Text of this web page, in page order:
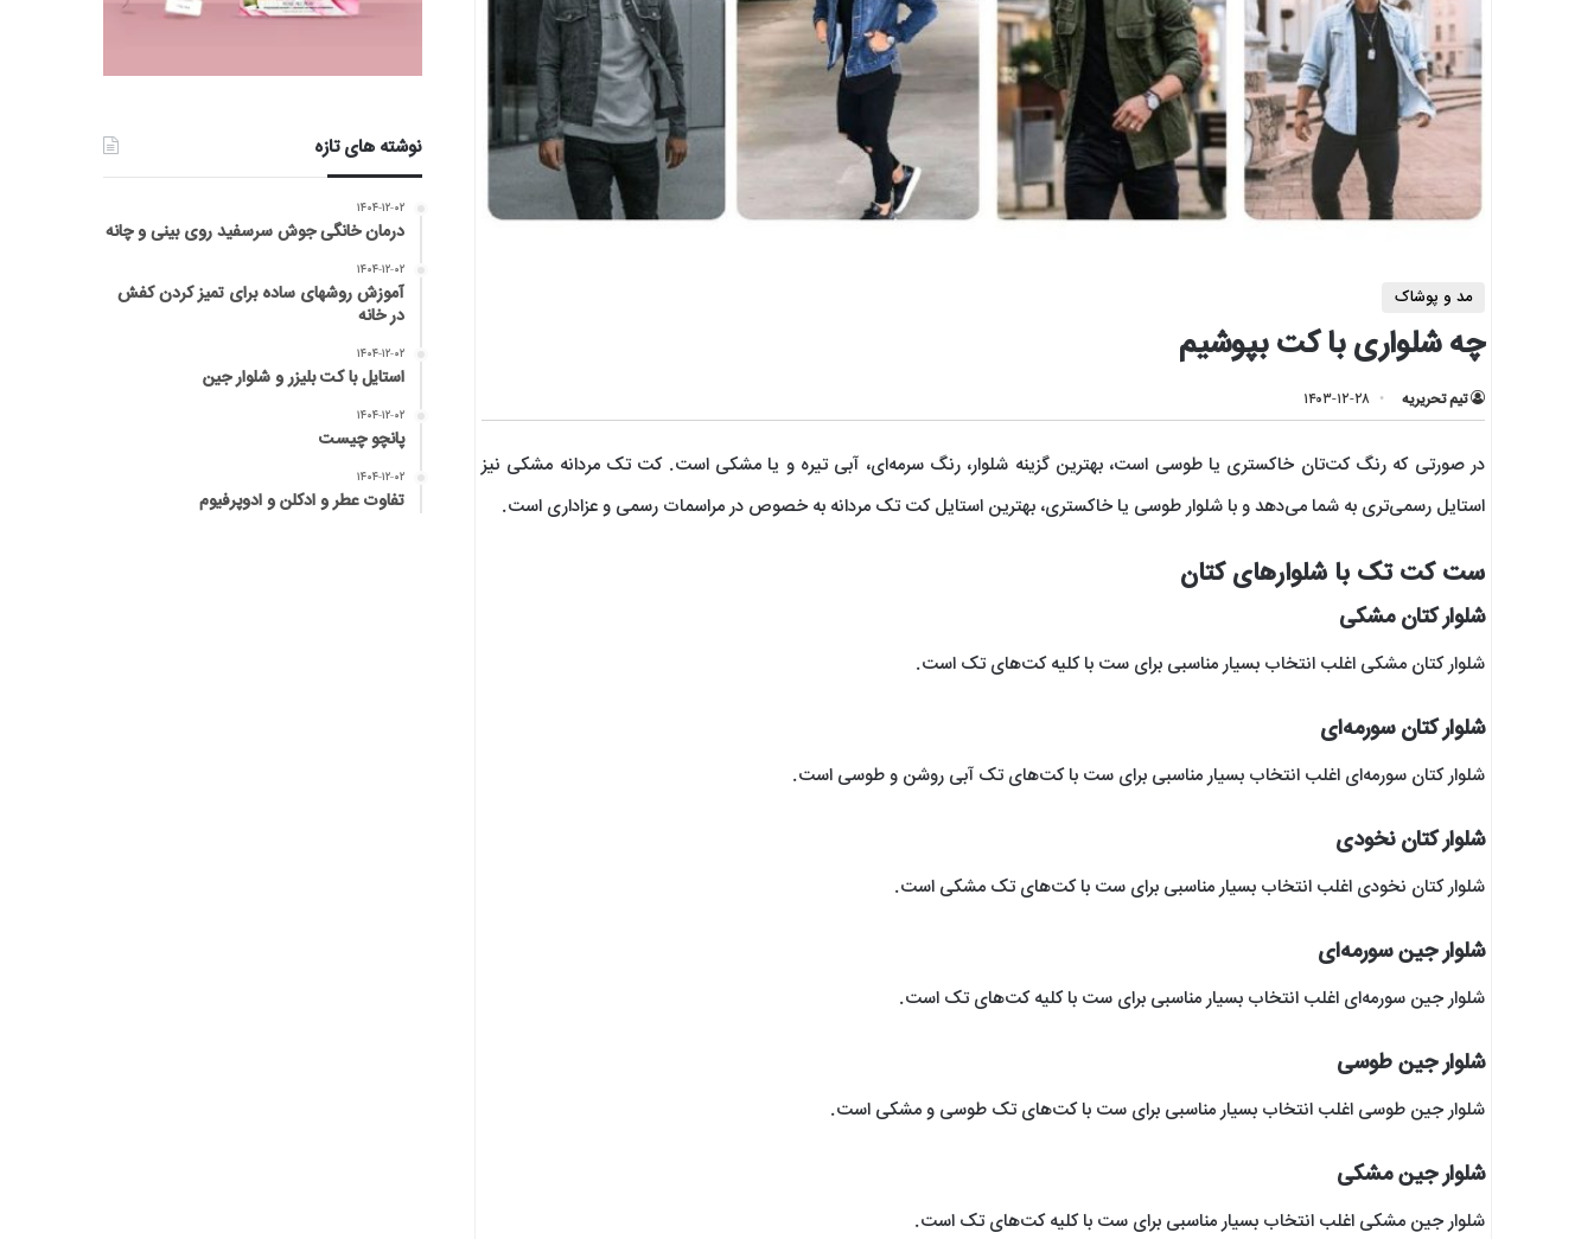
مد و پوشاک
چه شلواری با کت بپوشیم
تیم تحریریه ۱۴۰۳-۱۲-۲۸
در صورتی که رنگ کت‌تان خاکستری یا طوسی است، بهترین گزینه شلوار، رنگ سرمه‌ای، آبی تیره و یا مشکی است. کت تک مردانه مشکی نیز
استایل رسمی‌تری به شما می‌دهد و با شلوار طوسی یا خاکستری، بهترین استایل کت تک مردانه به خصوص در مراسمات رسمی و عزاداری است.
ست کت تک با شلوار‌های کتان
شلوار کتان مشکی
شلوار کتان مشکی اغلب انتخاب بسیار مناسبی برای ست با کلیه کت‌های تک است.
شلوار کتان سورمه‌ای
شلوار کتان سورمه‌ای اغلب انتخاب بسیار مناسبی برای ست با کت‌های تک آبی روشن و طوسی است.
شلوار کتان نخودی
شلوار کتان نخودی اغلب انتخاب بسیار مناسبی برای ست با کت‌های تک مشکی است.
شلوار جین سورمه‌ای
شلوار جین سورمه‌ای اغلب انتخاب بسیار مناسبی برای ست با کلیه کت‌های تک است.
شلوار جین طوسی
شلوار جین طوسی اغلب انتخاب بسیار مناسبی برای ست با کت‌های تک طوسی و مشکی است.
شلوار جین مشکی
شلوار جین مشکی اغلب انتخاب بسیار مناسبی برای ست با کلیه کت‌های تک است.
نوشته های تازه
۱۴۰۴-۱۲-۰۲
درمان خانگی جوش سرسفید روی بینی و چانه
۱۴۰۴-۱۲-۰۲
آموزش روشهای ساده برای تمیز کردن کفش
در خانه
۱۴۰۴-۱۲-۰۲
استایل با کت بلیزر و شلوار جین
۱۴۰۴-۱۲-۰۲
پانچو چیست
۱۴۰۴-۱۲-۰۲
تفاوت عطر و ادکلن و ادوپرفیوم